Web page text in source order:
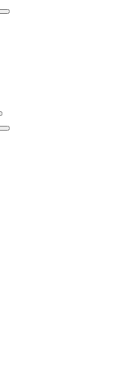
Toggle
Toggle